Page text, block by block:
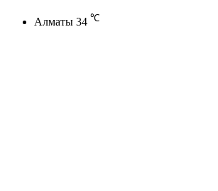
Алматы 34 ℃